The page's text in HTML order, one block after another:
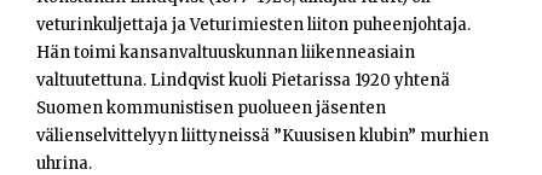
veturinkuljettaja ja Veturimiesten liiton puheenjohtaja.
Hän toimi kansanvaltuuskunnan liikenneasiain
valtuutettuna. Lindqvist kuoli Pietarissa 1920 yhtenä
Suomen kommunistisen puolueen jäsenten
välienselvittelyyn liittyneissä ”Kuusisen klubin” murhien
uhrina.